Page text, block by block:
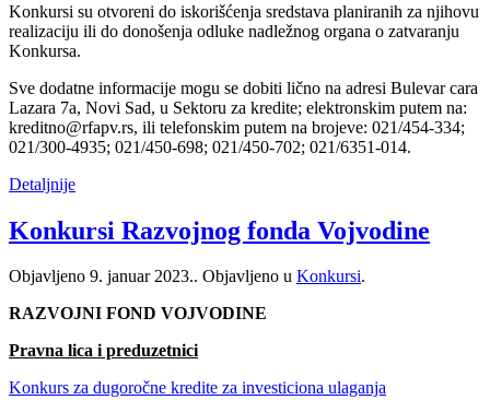
Konkursi su otvoreni do iskorišćenja sredstava planiranih za njihovu
realizaciju ili do donošenja odluke nadležnog organa o zatvaranju
Konkursa.
Sve dodatne informacije mogu se dobiti lično na adresi Bulevar cara
Lazara 7a, Novi Sad, u Sektoru za kredite; elektronskim putem na:
kreditno@rfapv.rs, ili telefonskim putem na brojeve: 021/454-334;
021/300-4935; 021/450-698; 021/450-702; 021/6351-014.
Detaljnije
Konkursi Razvojnog fonda Vojvodine
Objavljeno 9. januar 2023.. Objavljeno u Konkursi.
RAZVOJNI FOND VOJVODINE
Pravna lica i preduzetnici
Konkurs za dugoročne kredite za investiciona ulaganja